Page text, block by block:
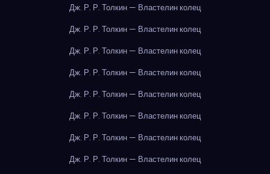
Дж. Р. Р. Толкин — Властелин колец
Дж. Р. Р. Толкин — Властелин колец
Дж. Р. Р. Толкин — Властелин колец
Дж. Р. Р. Толкин — Властелин колец
Дж. Р. Р. Толкин — Властелин колец
Дж. Р. Р. Толкин — Властелин колец
Дж. Р. Р. Толкин — Властелин колец
Дж. Р. Р. Толкин — Властелин колец